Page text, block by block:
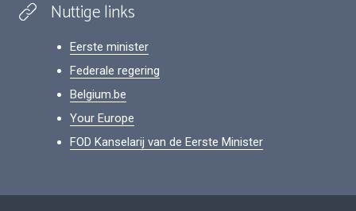
Nuttige links
Eerste minister
Federale regering
Belgium.be
Your Europe
FOD Kanselarij van de Eerste Minister